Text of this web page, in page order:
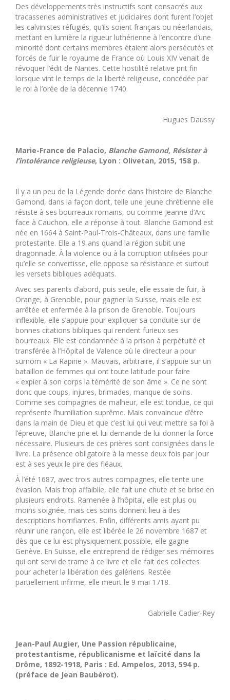
Des développements très instructifs sont consacrés aux
tracasseries administratives et judiciaires dont furent l’objet
les calvinistes réfugiés, qu’ils soient français ou néerlandais,
mettant en lumière la rigueur luthérienne à l’encontre d’une
minorité dont certains membres étaient alors persécutés et
forcés de fuir le royaume de France où Louis XIV venait de
révoquer l’édit de Nantes. Cette hostilité relative prit fin
lorsque vint le temps de la liberté religieuse, concédée par
le roi à l’orée de la décennie 1740.
Hugues Daussy
Marie-France de Palacio, Blanche Gamond, Résister à
l’intolérance religieuse, Lyon : Olivetan, 2015, 158 p.
Il y a un peu de la Légende dorée dans l’histoire de Blanche
Gamond, dans la façon dont, telle une jeune chrétienne elle
résiste à ses bourreaux romains, ou comme Jeanne d’Arc
face à Cauchon, elle a réponse à tout. Blanche Gamond est
née en 1664 à Saint-Paul-Trois-Châteaux, dans une famille
protestante. Elle a 19 ans quand la région subit une
dragonnade. À la violence ou à la corruption utilisées pour
qu’elle se convertisse, elle oppose sa résistance et surtout
les versets bibliques adéquats.
Avec ses parents d’abord, puis seule, elle essaie de fuir, à
Orange, à Grenoble, pour gagner la Suisse, mais elle est
arrêtée et enfermée à la prison de Grenoble. Toujours
inflexible, elle s’appuie pour expliquer sa conduite sur de
bonnes citations bibliques qui rendent furieux ses
bourreaux. Elle est condamnée à la prison à perpétuité et
transférée à l’Hôpital de Valence où le directeur a pour
surnom « La Rapine ». Mauvais, arbitraire, il s’appuie sur un
bataillon de femmes qui ont toute latitude pour faire
« expier à son corps la témérité de son âme ». Ce ne sont
donc que coups, injures, brimades, manque de soins.
Comme ses compagnes de malheur, elle est tondue, ce qui
représente l’humiliation suprême. Mais convaincue d’être
dans la main de Dieu et que c’est lui qui veut mettre sa foi à
l’épreuve, Blanche prie et lui demande de lui donner la force
nécessaire. Plusieurs de ces prières sont consignées dans le
livre. La présence obligatoire à la messe deux fois par jour
est à ses yeux le pire des fléaux.
À l’été 1687, avec trois autres compagnes, elle tente une
évasion. Mais trop affaiblie, elle fait une chute et se brise en
plusieurs endroits. Ramenée à l’hôpital, elle est plus ou
moins soignée, mais ces soins donnent lieu à des
descriptions horrifiantes. Enfin, différents amis ayant pu
réunir une rançon, elle est libérée le 26 novembre 1687 et
dès que ce lui est physiquement possible, elle gagne
Genève. En Suisse, elle entreprend de rédiger ses mémoires
qui ont servi de trame à ce livre et elle fait des collectes
pour acheter la libération des galériens. Restée
partiellement infirme, elle meurt le 9 mai 1718.
Gabrielle Cadier-Rey
Jean-Paul Augier, Une Passion républicaine,
protestantisme, républicanisme et laïcité dans la
Drôme, 1892-1918, Paris : Ed. Ampelos, 2013, 594 p.
(préface de Jean Baubérot).